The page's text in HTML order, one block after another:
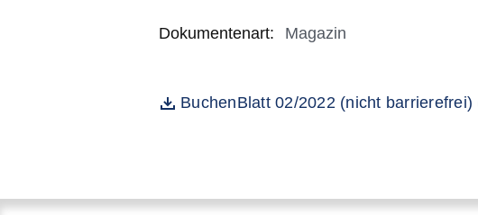
Dokumentenart: Magazin
DateiBuchenBlatt 02/2022 (nicht barrierefrei)
Öffnet sich in einem neuen Fenster